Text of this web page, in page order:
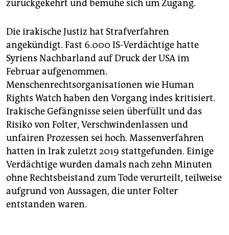
zurückgekehrt und bemühe sich um Zugang.
Die irakische Justiz hat Strafverfahren
angekündigt. Fast 6.000 IS-Verdächtige hatte
Syriens Nachbarland auf Druck der USA im
Februar aufgenommen.
Menschenrechtsorganisationen wie Human
Rights Watch haben den Vorgang indes kritisiert.
Irakische Gefängnisse seien überfüllt und das
Risiko von Folter, Verschwindenlassen und
unfairen Prozessen sei hoch. Massenverfahren
hatten in Irak zuletzt 2019 stattgefunden. Einige
Verdächtige wurden damals nach zehn Minuten
ohne Rechtsbeistand zum Tode verurteilt, teilweise
aufgrund von Aussagen, die unter Folter
entstanden waren.